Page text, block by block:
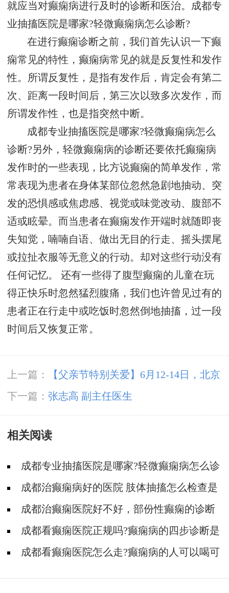
就应当对癫痫病进行及时的诊断和医治。成都专
业抽搐医院是哪家?轻微癫痫病怎么诊断?
在进行癫痫诊断之前，我们首先认识一下癫
痫常见的特性，癫痫病常见的就是反复性和发作
性。所谓反复性，是指有发作后，肯定会有第二
次、距离一段时间后，第三次以致多次发作，而
所谓发作性，也是指突然中断。
成都专业抽搐医院是哪家?轻微癫痫病怎么
诊断?另外，轻微癫痫病的诊断还要依托癫痫病
发作时的一些表现，比方说癫痫的简单发作，常
常表现为患者在身体某部位忽然急剧地抽动、突
发的恐惧感或焦虑感、视觉或味觉改动、腹部不
适或眩晕。而当患者在癫痫发作开端时就随即丧
失知觉，喃喃自语、做出无目的行走、摇头摆尾
或拉扯衣服等无意义的行动。却对这些行动没有
任何记忆。 还有一些得了腹型癫痫的儿童在玩
得正快乐时忽然猛烈腹痛，我们也许曾见过有的
患者正在行走中或吃饭时忽然倒地抽搐，过一段
时间后又恢复正常。
上一篇：
【父亲节特别关爱】6月12-14日，北京
友谊医院陈葵博士蓉城亲诊，精准诊疗+专项援
助惠及癫痫患者
下一篇： 张志高 副主任医生
相关阅读
成都专业抽搐医院是哪家?轻微癫痫病怎么诊
断?成都治癫痫病好的医院 肢体抽搐怎么检查是
不是癫痫病?
成都治癫痫医院好不好，部份性癫痫的诊断
有哪些呢?
成都看癫痫医院正规吗?癫痫病的四步诊断是
什么?成都看癫痫医院怎么走?癫痫病的人可以喝可